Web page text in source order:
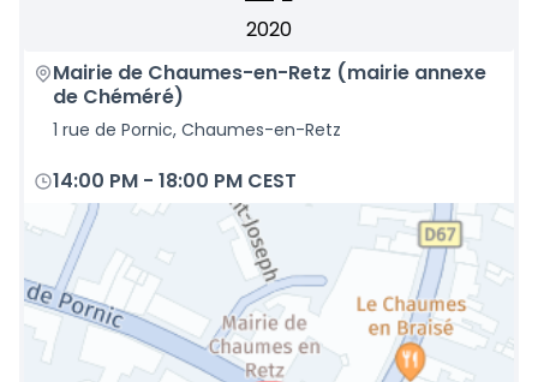
2020
Mairie de Chaumes-en-Retz (mairie annexe
de Chéméré)
1 rue de Pornic, Chaumes-en-Retz
14:00 PM - 18:00 PM CEST